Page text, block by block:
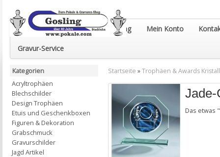
Euro-Pokale & Gravur-Shop Gosling Mein Konto
Gravur-Service
Startseite »Trophäen & Awards Kristall
Jade-
Das etwas
Kategorien
Acryltrophäen
Blechschilder
Design Trophäen
Etuis und Geschenkboxen
Figuren & Dekoration
Grabschmuck
Gravurschilder
Jagd Artikel